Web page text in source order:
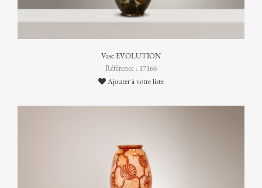
Vase EVOLUTION
Référence : 17166
Ajouter à votre liste